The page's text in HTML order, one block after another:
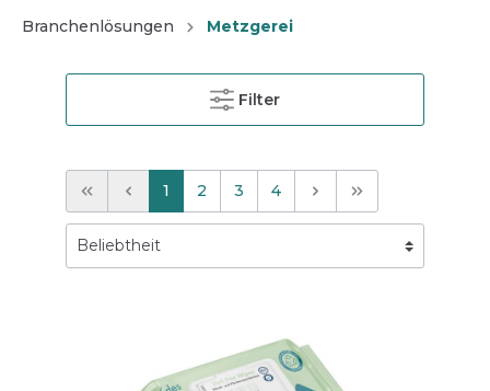
Branchenlösungen Metzgerei
Filter
1 2 3 4